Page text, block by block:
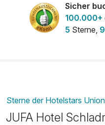
Sicher
100.000+
5 Sterne,
Sterne der Hotelstars Union
JUFA Hotel